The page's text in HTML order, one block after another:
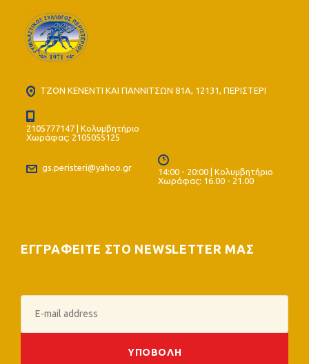
ΤΖΟΝ ΚΕΝΕΝΤΙ ΚΑΙ ΓΙΑΝΝΙΤΣΩΝ 81Α, 12131, ΠΕΡΙΣΤΕΡΙ
2105777147 | Κολυμβητήριο
Χωράφας: 2105055125
gs.peristeri@yahoo.gr
14:00 - 20:00 | Κολυμβητήριο
Χωράφας: 16.00 - 21.00
ΕΓΓΡΑΦΕΙΤΕ ΣΤΟ NEWSLETTER ΜΑΣ